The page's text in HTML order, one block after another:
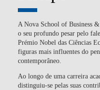
A Nova School of Business
o seu profundo pesar pelo
Prémio Nobel das Ciências
figuras mais influentes do
contemporâneo.
Ao longo de uma carreira
distinguiu-se pelas suas